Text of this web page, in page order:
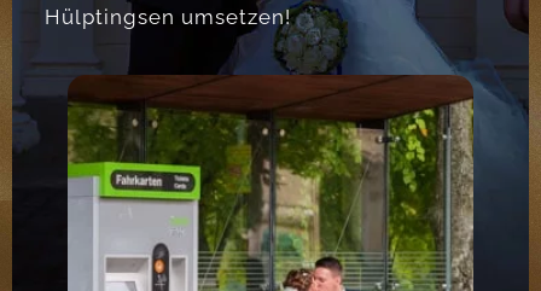
Hülptingsen umsetzen!